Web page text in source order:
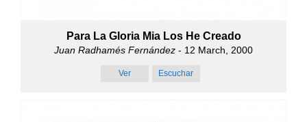
Para La Gloria Mia Los He Creado
Juan Radhamés Fernández - 12 March, 2000
Ver Escuchar